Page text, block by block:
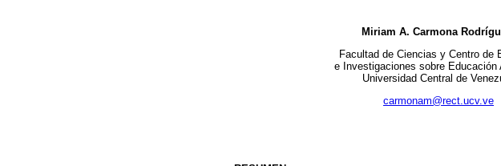
Miriam A. Carmona
Facultad de Ciencias y Centro de
e Investigaciones sobre Educación
Universidad Central de
carmonam@rect.ucv.ve